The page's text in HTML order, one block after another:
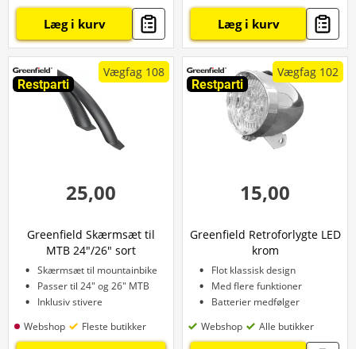
Læg i kurv Læg i kurv
Restparti
Vægfag 108
25,00
Greenfield Skærmsæt til
MTB 24"/26" sort
Skærmsæt til mountainbike
Passer til 24" og 26" MTB
Inklusiv stivere
Webshop
Fleste butikker
Restparti
Vægfag 102
15,00
Greenfield Retroforlygte LED
krom
Flot klassisk design
Med flere funktioner
Batterier medfølger
Webshop
Alle butikker